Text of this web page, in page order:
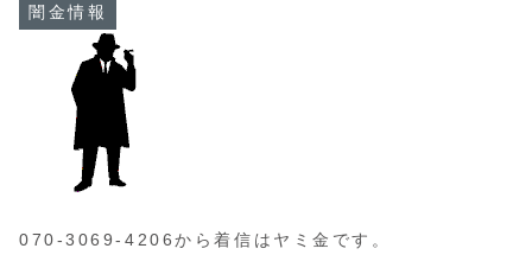
闇金情報
070-3069-4206から着信はヤミ金です。